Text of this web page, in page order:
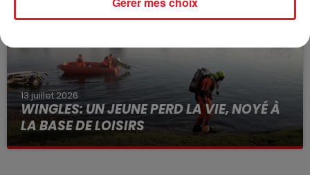
13 juillet 2026
WINGLES: UN JEUNE PERD LA VIE, NOYÉ À
LA BASE DE LOISIRS
La victime a coulé à pic